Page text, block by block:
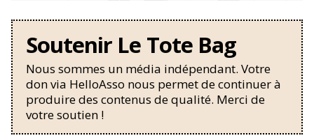
Soutenir Le Tote Bag
Nous sommes un média indépendant. Votre
don via HelloAsso nous permet de continuer à
produire des contenus de qualité. Merci de
votre soutien !